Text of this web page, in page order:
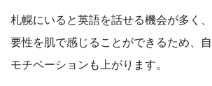
札幌にいると英語を話せる機会が多く
要性を肌で感じることができるため、
モチベーションも上がります。